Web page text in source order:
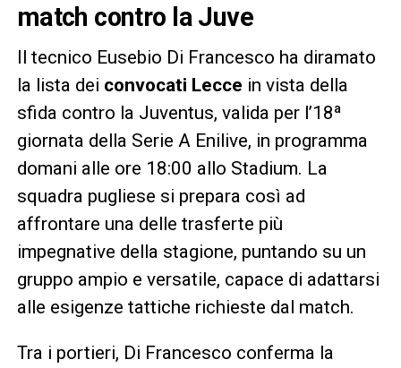
match contro la Juve
Il tecnico Eusebio Di Francesco ha diramato
la lista dei convocati Lecce in vista della
sfida contro la Juventus, valida per l’18ª
giornata della Serie A Enilive, in programma
domani alle ore 18:00 allo Stadium. La
squadra pugliese si prepara così ad
affrontare una delle trasferte più
impegnative della stagione, puntando su un
gruppo ampio e versatile, capace di adattarsi
alle esigenze tattiche richieste dal match.
Tra i portieri, Di Francesco conferma la